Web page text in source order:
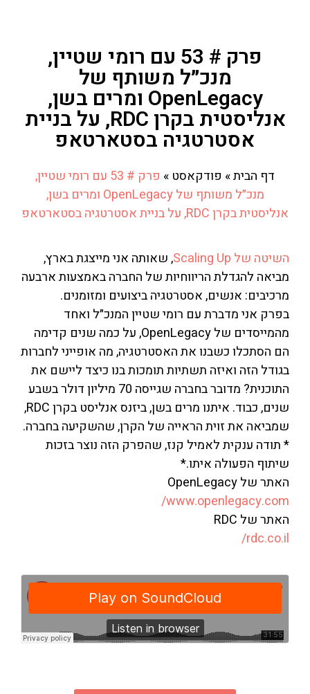
פרק # 53 עם רומי שטיין,
מנכ״ל משותף של
OpenLegacy ומרים בשן,
אנליסטית בקרן RDC, על בניית
אסטרטגיה בסטארטאפ
דף הבית» פודקאסט »
פרק # 53 עם רומי שטיין,
מנכ״ל משותף של OpenLegacy ומרים בשן,
אנליסטית בקרן RDC, על בניית אסטרטגיה בסטארטאפ
השיטה של Scaling Up
, שאותה אני מייצגת בארץ,
מביאה להגדלת הריווחיות של החברה באמצעות ארבעה
מרכיבים: אנשים, אסטרטגיה ביצועים ומזומנים.
בפרק אני מדברת עם רומי שטיין המנכ״ל ואחד
מהמייסדים של OpenLegacy, על כמה שנים קדימה
הם הסתכלו כשבנו את האסטרטגיה, מה אופייני לחברות
בגודל הזה ואיזה תשתיות תומכות בנו כיצד ליישם את
התוכנית? מדובר בחברה שגייסה 70 מיליון דולר בשבע
שנים, כבוד. איתנו מרים בשן, ביזנס אנליסט בקרן RDC,
שמביאה את זוית הראייה של הקרן, שהשקיעה בחברה.
* תודה ענקית לאמיל קנז, שהפרק הזה נוצר בזכות
שיתוף הפעולה איתו.*
האתר של OpenLegacy
www.openlegacy.com/
האתר של RDC
rdc.co.il/